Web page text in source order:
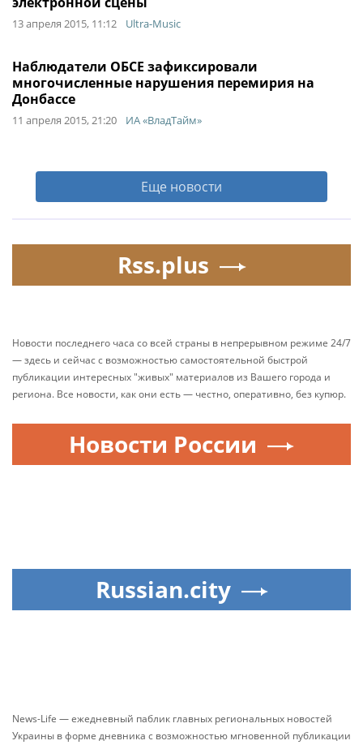
13 апреля 2015, 11:12 Ultra-Music
Наблюдатели ОБСЕ зафиксировали
многочисленные нарушения перемирия на
Донбассе
11 апреля 2015, 21:20 ИА «ВладТайм»
Еще новости
Rss.plus
Новости последнего часа со всей страны в непрерывном режиме 24/7
— здесь и сейчас с возможностью самостоятельной быстрой
публикации интересных "живых" материалов из Вашего города и
региона. Все новости, как они есть — честно, оперативно, без купюр.
Новости России
Russian.city
News-Life — ежедневный паблик главных региональных новостей
Украины в форме дневника с возможностью мгновенной публикации